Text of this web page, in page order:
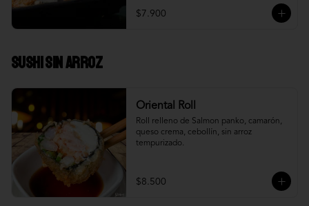
$7.900
Sushi Sin Arroz
Oriental Roll
Roll relleno de Salmon panko, camarón,
queso crema, cebollín, sin arroz
tempurizado.
$8.500